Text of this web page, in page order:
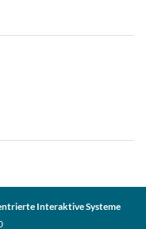
Interaktive Systeme